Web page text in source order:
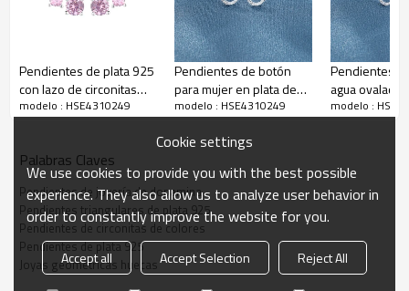
Pendientes de plata 925
con lazo de circonitas
AAA rosas para mujer.
modelo : HSE4310249
Pendientes de botón
para mujer en plata de
ley 925 con circonitas
circular blanca
modelo : HSE4310249
Pendientes
agua
de plata 925
modelo :
Palabras Claves
Pendientes de joyería de dopamina
Pendientes triangulares de plata 925
Pendientes de circonitas de colores
Pendientes de plata 925
Joyas geométricas huecas
Cookie settings
We use cookies to provide you with the best possible
experience. They also allow us to analyze user behavior in
order to constantly improve the website for you.
Accept all Accept Selection
Reject All